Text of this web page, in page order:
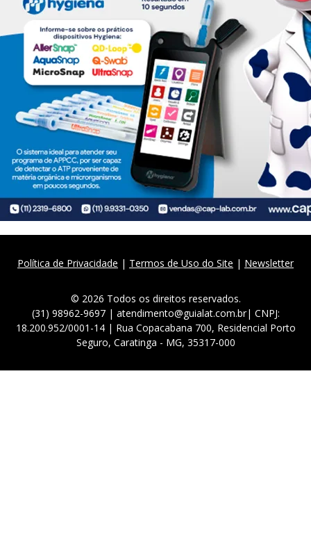
Política de Privacidade | Termos de Uso do Site | Newsletter
© 2026 Todos os direitos reservados.
(31) 98962-9697 | atendimento@guialat.com.br| CNPJ:
18.200.952/0001-14 | Rua Copacabana 700, Residencial Porto
Seguro, Caratinga - MG, 35317-000